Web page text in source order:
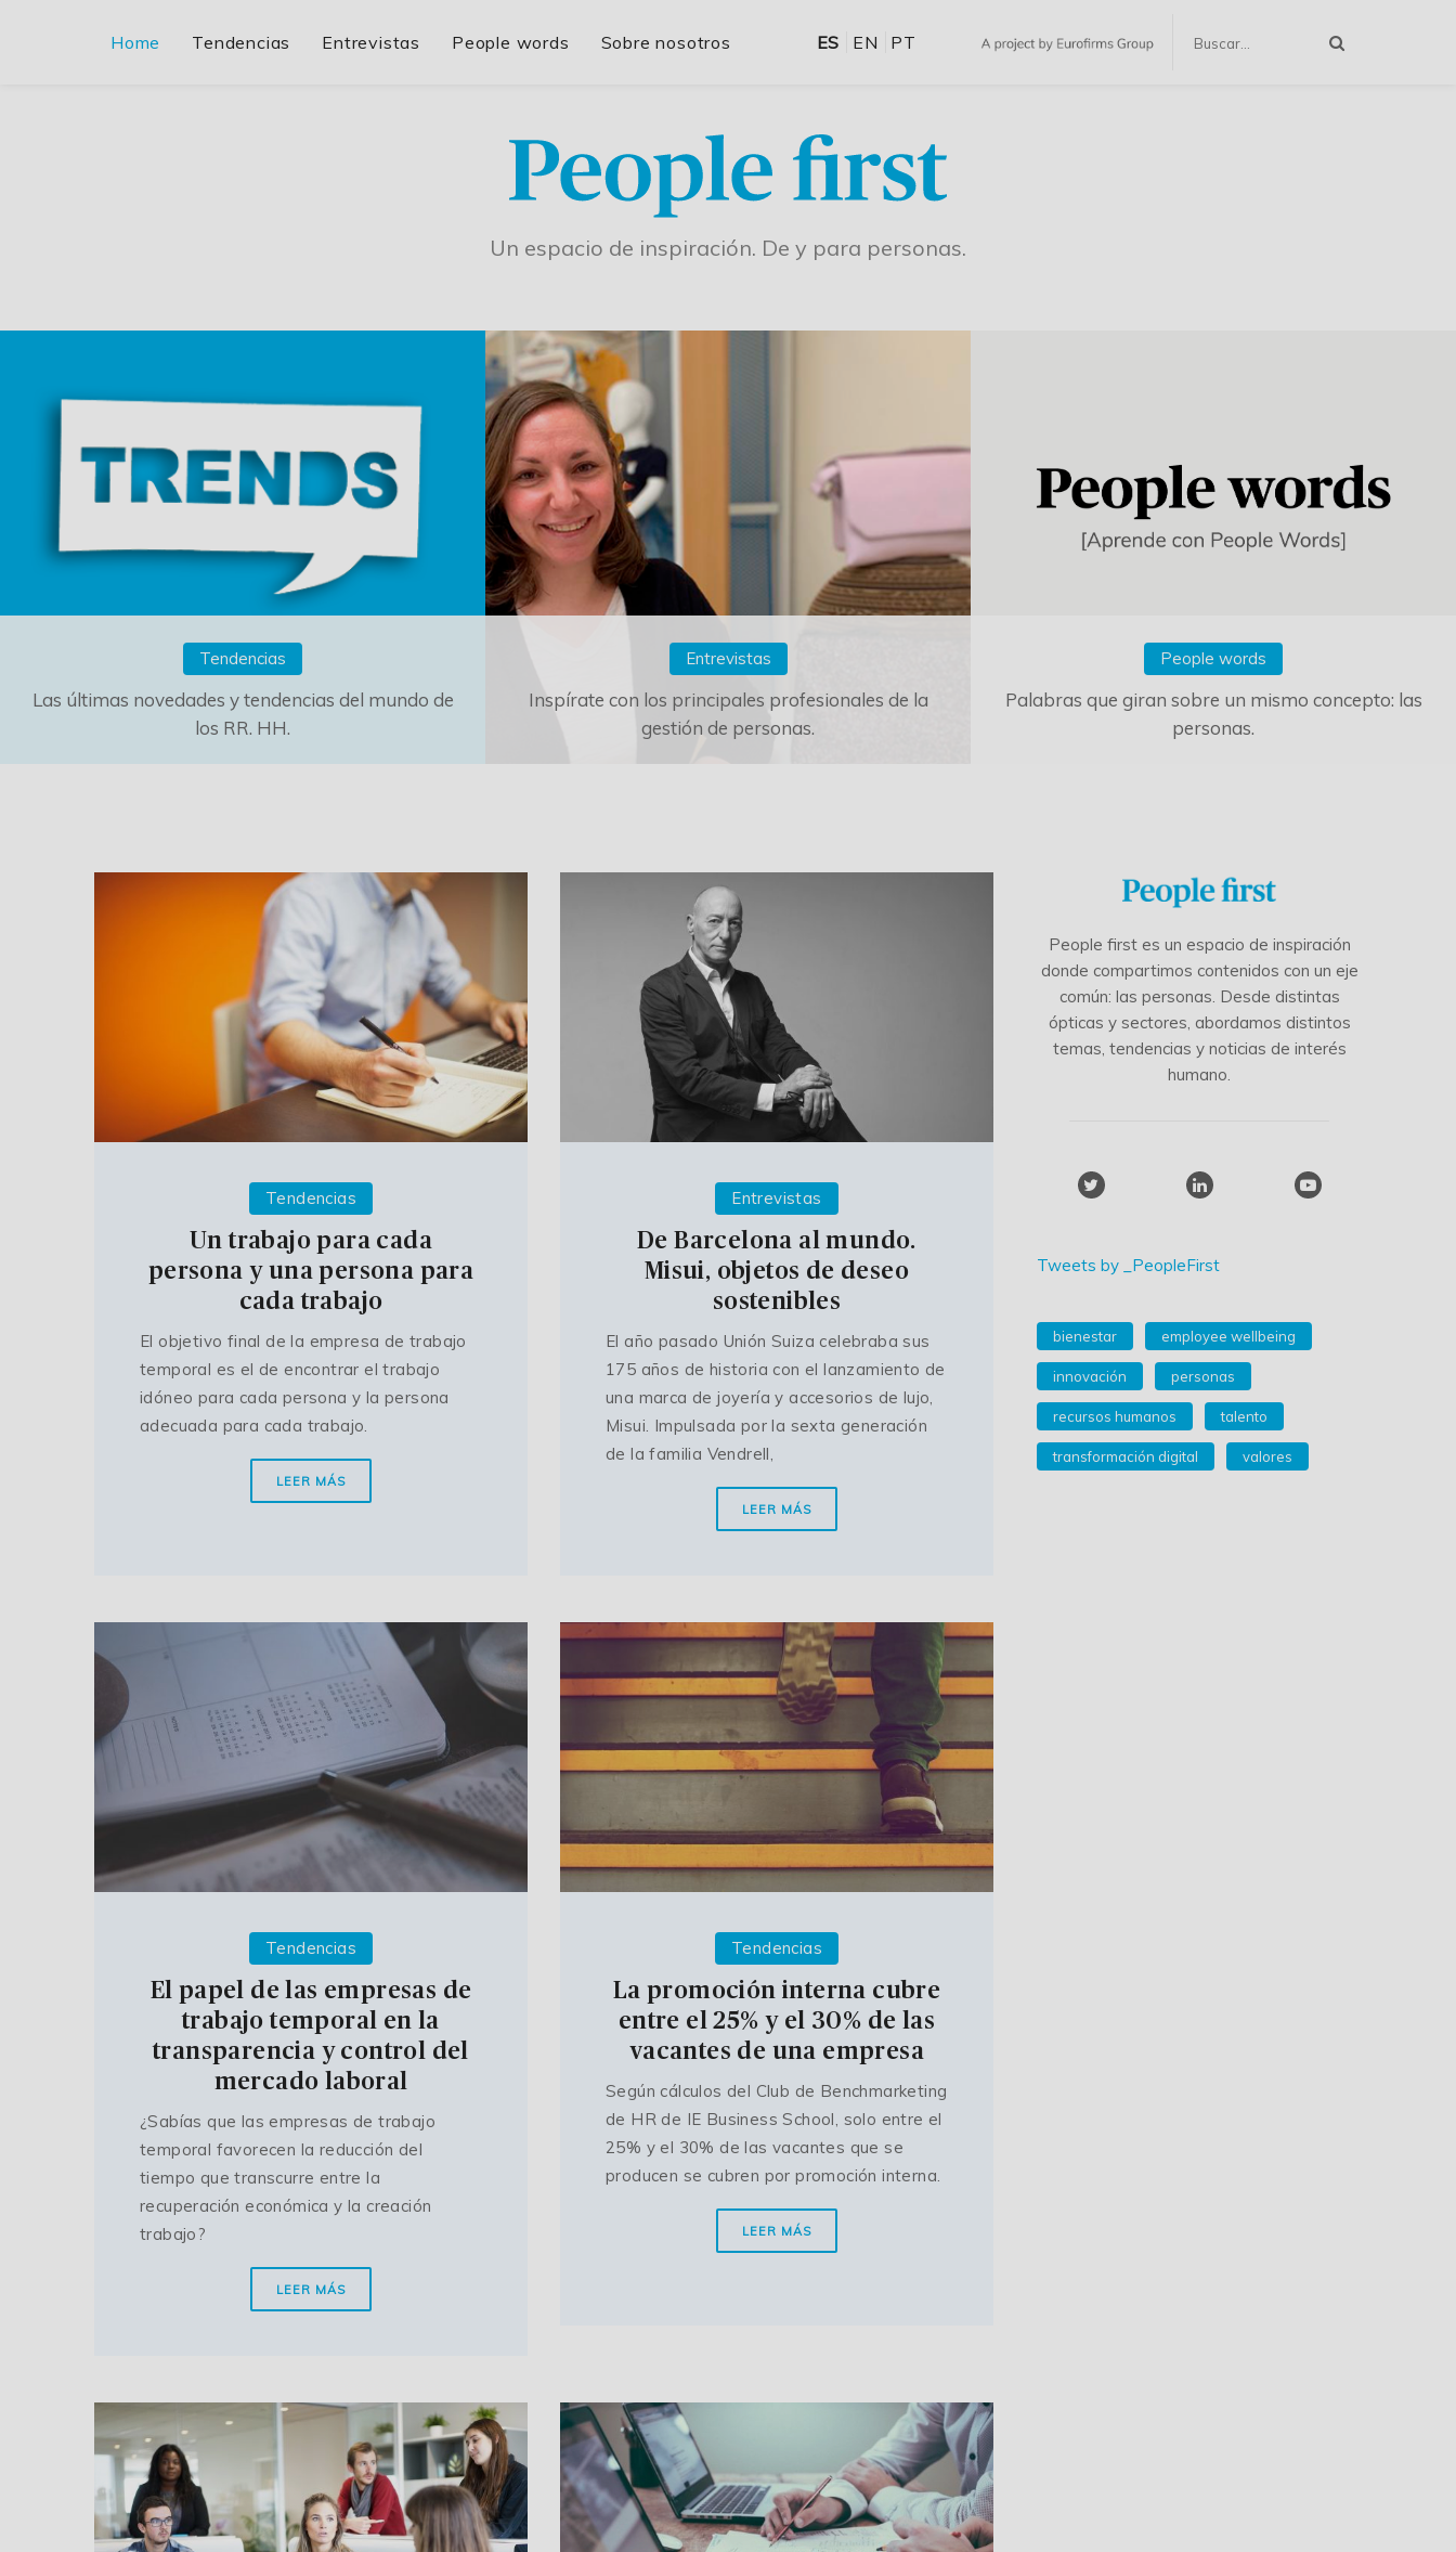
Home Tendencias Entrevistas People words Sobre nosotros PT
EN
ES
Un espacio de inspiración. De y para personas.
Tendencias
Las últimas novedades y tendencias del mundo de
los RR. HH.
Entrevistas
Inspírate con los principales profesionales de la
gestión de personas.
People words
Palabras que giran sobre un mismo concepto: las
personas.
Tendencias
Un trabajo para cada
persona y una persona para
cada trabajo
El objetivo final de la empresa de trabajo
temporal es el de encontrar el trabajo
idóneo para cada persona y la persona
adecuada para cada trabajo.
LEER MÁS
Entrevistas
De Barcelona al mundo.
Misui, objetos de deseo
sostenibles
El año pasado Unión Suiza celebraba sus
175 años de historia con el lanzamiento de
una marca de joyería y accesorios de lujo,
Misui. Impulsada por la sexta generación
de la familia Vendrell,
LEER MÁS
Tendencias
El papel de las empresas de
trabajo temporal en la
transparencia y control del
mercado laboral
¿Sabías que las empresas de trabajo
temporal favorecen la reducción del
tiempo que transcurre entre la
recuperación económica y la creación
trabajo?
LEER MÁS
Tendencias
La promoción interna cubre
entre el 25% y el 30% de las
vacantes de una empresa
Según cálculos del Club de Benchmarketing
de HR de IE Business School, solo entre el
25% y el 30% de las vacantes que se
producen se cubren por promoción interna.
LEER MÁS
People first es un espacio de inspiración
donde compartimos contenidos con un eje
común: las personas. Desde distintas
ópticas y sectores, abordamos distintos
temas, tendencias y noticias de interés
humano.
Tweets by _PeopleFirst
bienestar employee wellbeing
innovación personas
recursos humanos talento
transformación digital valores